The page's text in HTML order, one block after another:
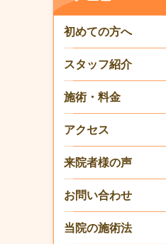
初めての方へ
スタッフ紹介
施術・料金
アクセス
来院者様の声
お問い合わせ
当院の施術法